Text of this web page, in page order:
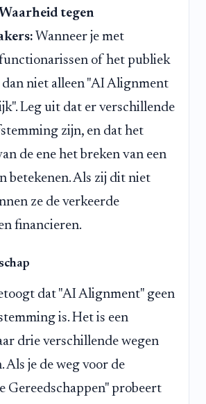
tegen
Wanneer je met
of het publiek
dan niet alleen "AI Alignment
Leg uit dat er verschillende
zijn, en dat het
de ene het breken van een
betekenen. Als zij dit niet
ze de verkeerde
financieren.
dat "AI Alignment" geen
is. Het is een
drie verschillende wegen
Als je de weg voor de
Gereedschappen" probeert